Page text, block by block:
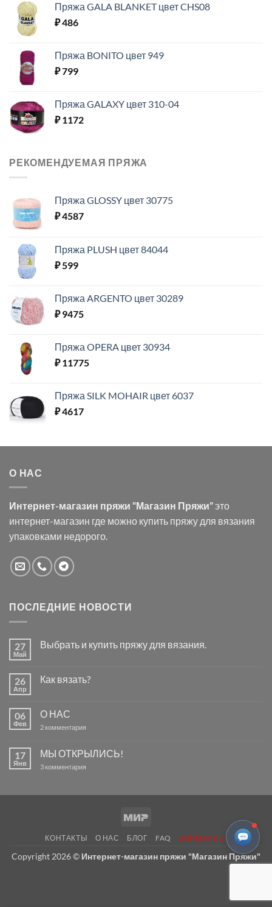
Пряжа GALA BLANKET цвет CHS08
₽486
Пряжа BONITO цвет 949
₽799
Пряжа GALAXY цвет 310-04
₽1172
РЕКОМЕНДУЕМАЯ ПРЯЖА
Пряжа GLOSSY цвет 30775
₽4587
Пряжа PLUSH цвет 84044
₽599
Пряжа ARGENTO цвет 30289
₽9475
Пряжа OPERA цвет 30934
₽11775
Пряжа SILK MOHAIR цвет 6037
₽4617
О НАС
Интернет-магазин пряжи “Магазин Пряжи”это
интернет-магазин где можно купить пряжу для вязания
упаковками недорого.
ПОСЛЕДНИЕ НОВОСТИ
27
Май
Выбрать и купить пряжу для вязания.
Выбрать
для
вязания.
26
Апр
Как вязать?
Как
06
Фев
О НАС
2 комментария
НАС
17
Янв
МЫ ОТКРЫЛИСЬ!
3 комментария
Mir
КОНТАКТЫ О НАС БЛОГ FAQ ВНИМАНИЕ!
Copyright 2026 © Интернет-магазин пряжи "Магазин Пряжи"